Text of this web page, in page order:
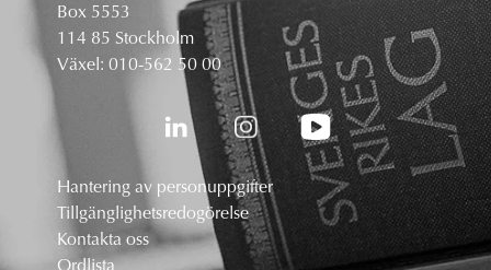
Box 5553
114 85 Stockholm
Växel: 010-562 50 00
Hantering av personuppgifter
Tillgänglighetsredogörelse
Kontakta oss
Ordlista